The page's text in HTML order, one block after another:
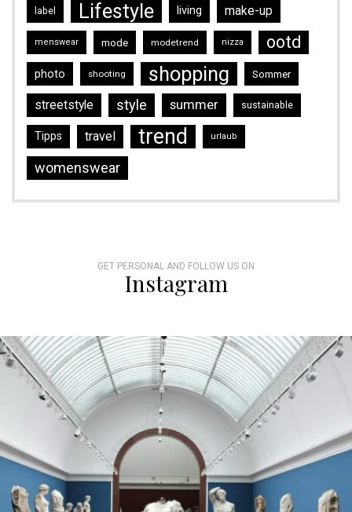
label Lifestyle living make-up
menswear mode modetrend nizza ootd
photo shooting shopping Sommer
streetstyle style summer sustainable
Tipps travel trend urlaub
womenswear
GET PERSONAL AND FOLLOW US ON
Instagram